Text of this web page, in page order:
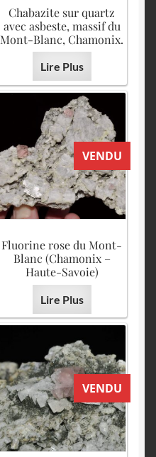
Chabazite sur quartz
avec asbeste, massif du
Mont-Blanc, Chamonix.
Lire Plus
VENDU
Fluorine rose du Mont-
Blanc (Chamonix –
Haute-Savoie)
Lire Plus
VENDU